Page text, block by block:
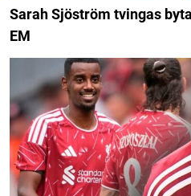
Sarah Sjöström tvingas
EM